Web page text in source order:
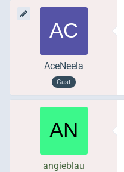
AceNeela
Gast
angieblau